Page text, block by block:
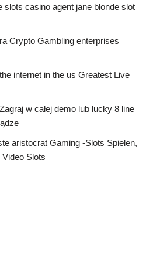
slots casino agent jane blonde slot
Crypto Gambling enterprises
internet in the us Greatest Live
w całej demo lub lucky 8 line
aristocrat Gaming -Slots Spielen,
Slots